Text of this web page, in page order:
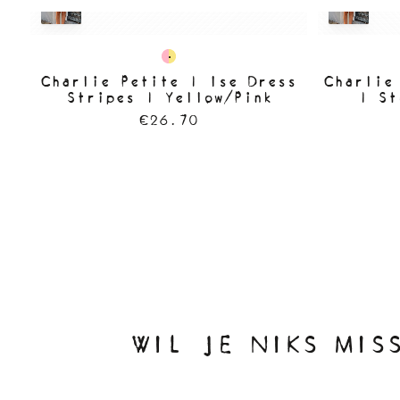
Charlie Petite | Ise Dress
Stripes | Yellow/Pink
€26.70
|
WIL JE NIKS